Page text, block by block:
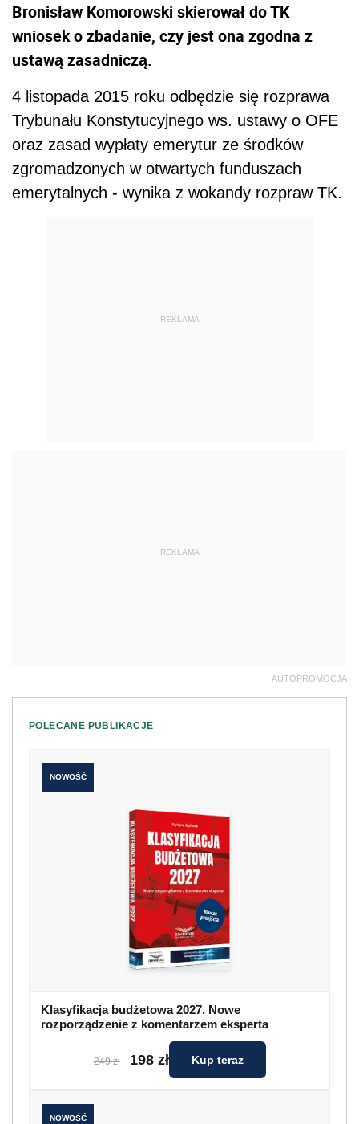
Bronisław Komorowski skierował do TK
wniosek o zbadanie, czy jest ona zgodna z
ustawą zasadniczą.
4 listopada 2015 roku odbędzie się rozprawa
Trybunału Konstytucyjnego ws. ustawy o OFE
oraz zasad wypłaty emerytur ze środków
zgromadzonych w otwartych funduszach
emerytalnych - wynika z wokandy rozpraw TK.
REKLAMA
REKLAMA
AUTOPROMOCJA
POLECANE PUBLIKACJE
NOWOŚĆ
Klasyfikacja budżetowa 2027. Nowe
rozporządzenie z komentarzem eksperta
249 zł 198 zł Kup teraz
NOWOŚĆ